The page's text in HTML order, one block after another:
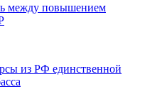
между повышением
из РФ единственной